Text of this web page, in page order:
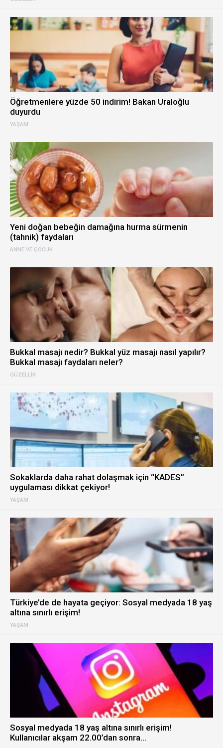
YAŞAM
Öğretmenlere yüzde 50 indirim! Bakan Uraloğlu
duyurdu
ANNE VE ÇOCUK
Yeni doğan bebeğin damağına hurma sürmenin
(tahnik) faydaları
GÜZELLIK
Bukkal masajı nedir? Bukkal yüz masajı nasıl yapılır?
Bukkal masajı faydaları neler?
YAŞAM
Sokaklarda daha rahat dolaşmak için “KADES”
uygulaması dikkat çekiyor!
YAŞAM
Türkiye’de de hayata geçiyor: Sosyal medyada 18 yaş
altına sınırlı erişim!
Sosyal medyada 18 yaş altına sınırlı erişim!
Kullanıcılar akşam 22.00’dan sonra…